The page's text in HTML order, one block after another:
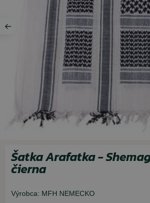
Šatka Arafatka -
čierna
Výrobca: MFH NEMECKO